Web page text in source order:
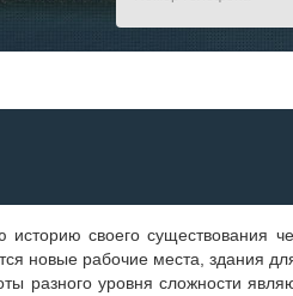
историю своего существования
новые рабочие места, здания
разного уровня сложности